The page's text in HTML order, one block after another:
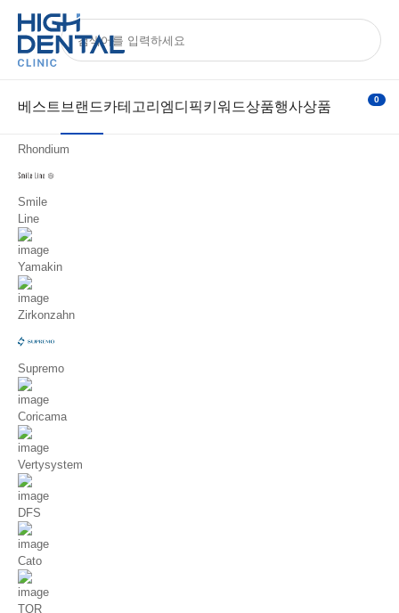
치과몰
베스트 브랜드카테고리 엠디픽키워드상품행사상품 0
ALL
전체
Rhondium
Smile
Line
Yamakin
Zirkonzahn
Supremo
Coricama
Vertysystem
DFS
Cato
TOR